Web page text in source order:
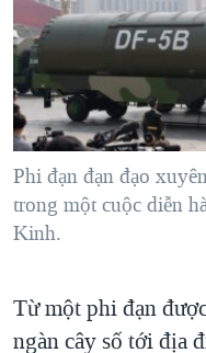
ĐỜI SỐNG
KHOA HỌC
SỨC KHOẺ
VĂN HOÁ
THỂ THAO
MỘT NĂM CHIẾN
GIẢI MÃ VÀNH ĐAI &
NGÀY TỊ NẠN THẾ
GROUND ZERO –
CHI PHÍ CHIẾN
THƯỢNG ĐỈNH
NGHE
MẠNG XÃ HỘI
Ngôn ngữ khác
Phi đạn đạn đạo
trong một cuộc diễn
Kinh.
Từ một phi đạn
ngàn cây số tới địa